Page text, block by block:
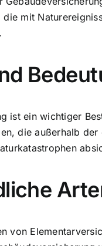
mit
ist ein wichtiger
die außerhalb
von